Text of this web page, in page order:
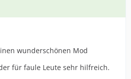
wunderschönen Mod
für faule Leute sehr hilfreich.